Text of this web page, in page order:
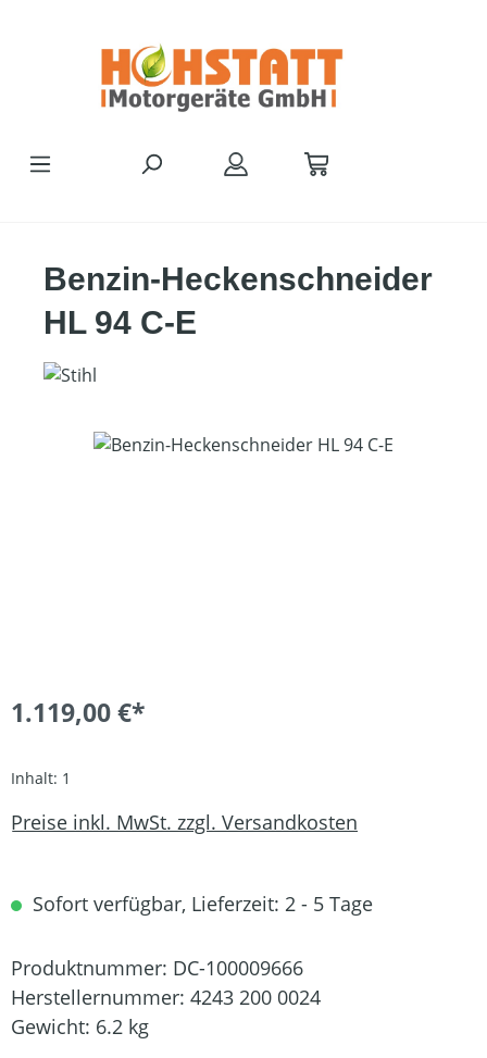
Benzin-Heckenschneider
HL 94 C-E
Bildergalerie überspringen
1.119,00 €*
Inhalt: 1
Preise inkl. MwSt. zzgl. Versandkosten
Sofort verfügbar, Lieferzeit: 2 - 5 Tage
Produktnummer: DC-100009666
Herstellernummer: 4243 200 0024
Gewicht: 6.2 kg